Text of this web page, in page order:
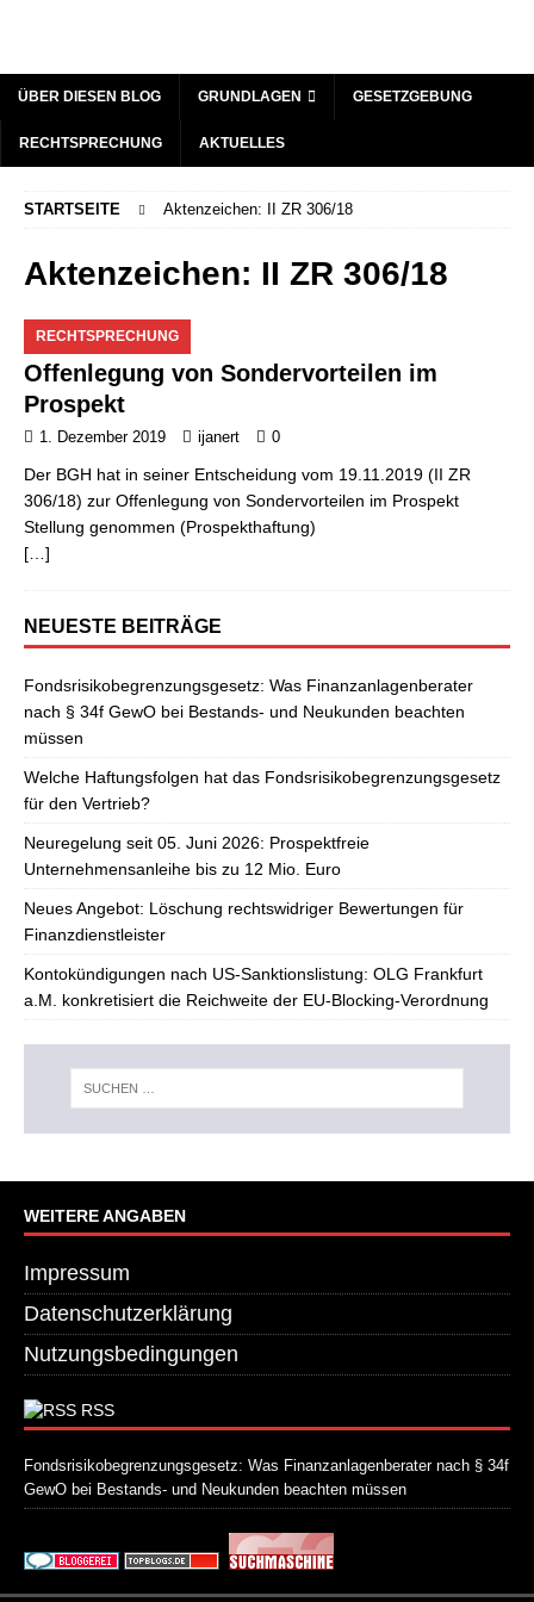
ÜBER DIESEN BLOG GRUNDLAGEN GESETZGEBUNG
RECHTSPRECHUNG AKTUELLES
STARTSEITE Aktenzeichen: II ZR 306/18
Aktenzeichen: II ZR 306/18
RECHTSPRECHUNG
Offenlegung von Sondervorteilen im
Prospekt
1. Dezember 2019 ijanert 0
Der BGH hat in seiner Entscheidung vom 19.11.2019 (II ZR
306/18) zur Offenlegung von Sondervorteilen im Prospekt
Stellung genommen (Prospekthaftung)
[…]
NEUESTE BEITRÄGE
Fondsrisikobegrenzungsgesetz: Was Finanzanlagenberater
nach § 34f GewO bei Bestands- und Neukunden beachten
müssen
Welche Haftungsfolgen hat das Fondsrisikobegrenzungsgesetz
für den Vertrieb?
Neuregelung seit 05. Juni 2026: Prospektfreie
Unternehmensanleihe bis zu 12 Mio. Euro
Neues Angebot: Löschung rechtswidriger Bewertungen für
Finanzdienstleister
Kontokündigungen nach US-Sanktionslistung: OLG Frankfurt
a.M. konkretisiert die Reichweite der EU-Blocking-Verordnung
WEITERE ANGABEN
Impressum
Datenschutzerklärung
Nutzungsbedingungen
RSS
Fondsrisikobegrenzungsgesetz: Was Finanzanlagenberater nach § 34f
GewO bei Bestands- und Neukunden beachten müssen